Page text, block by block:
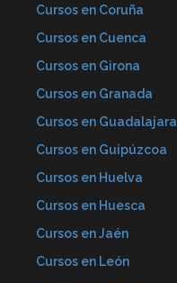
Cursos en Coruña
Cursos en Cuenca
Cursos en Girona
Cursos en Granada
Cursos en Guadalajara
Cursos en Guipúzcoa
Cursos en Huelva
Cursos en Huesca
Cursos en Jaén
Cursos en León